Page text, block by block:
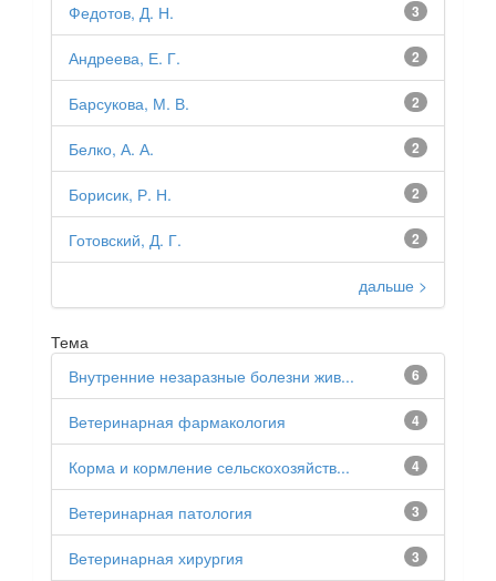
3
Федотов, Д. Н.
2
Андреева, Е. Г.
2
Барсукова, М. В.
2
Белко, А. А.
2
Борисик, Р. Н.
2
Готовский, Д. Г.
дальше >
Тема
6
Внутренние незаразные болезни жив...
4
Ветеринарная фармакология
4
Корма и кормление сельскохозяйств...
3
Ветеринарная патология
3
Ветеринарная хирургия